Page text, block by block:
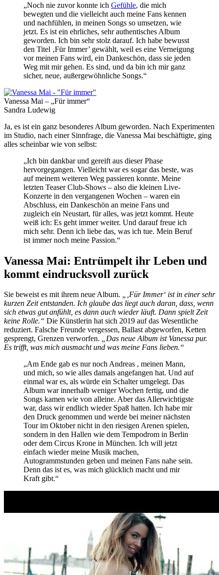
„Noch nie zuvor konnte ich Gefühle, die mich
bewegten und die vielleicht auch meine Fans kennen
und nachfühlen, in meinen Songs so umsetzen, wie
jetzt. Es ist ein ehrliches, sehr authentisches Album
geworden. Ich bin sehr stolz darauf. Ich habe bewusst
den Titel ‚Für Immer’ gewählt, weil es eine Verneigung
vor meinen Fans wird, ein Dankeschön, dass sie jeden
Weg mit mir gehen. Es sind, und da bin ich mir ganz
sicher, neue, außergewöhnliche Songs.“
Vanessa Mai – „Für immer“
Sandra Ludewig
Ja, es ist ein ganz besonderes Album geworden. Nach Experimenten
im Studio, nach einer Sinnfrage, die Vanessa Mai beschäftigte, ging
alles scheinbar wie von selbst:
„Ich bin dankbar und gereift aus dieser Phase
hervorgegangen. Vielleicht war es sogar das beste, was
auf meinem weiteren Weg passieren konnte. Meine
letzten Teaser Club-Shows – also die kleinen Live-
Konzerte in den vergangenen Wochen – waren ein
Abschluss, ein Dankeschön an meine Fans und
zugleich ein Neustart, für alles, was jetzt kommt. Heute
weiß ich: Es geht immer weiter. Und darauf freue ich
mich sehr. Denn ich liebe das, was ich tue. Mein Beruf
ist immer noch meine Passion.“
Vanessa Mai: Entrümpelt ihr Leben und
kommt eindrucksvoll zurück
Sie beweist es mit ihrem neue Album. „‚Für Immer‘ ist in einer sehr
kurzen Zeit entstanden. Ich glaube das liegt auch daran, dass, wenn
sich etwas gut anfühlt, es dann auch wieder läuft. Dann spielt Zeit
keine Rolle.“ Die Künstlerin hat sich 2019 auf das Wesentliche
reduziert. Falsche Freunde vergessen, Ballast abgeworfen, Ketten
gesprengt, Grenzen verworfen. „Das neue Album ist Vanessa pur.
Es trifft, was mich ausmacht und was meine Fans lieben.“
„Am Ende gab es nur noch Andreas , meinen Mann,
und mich, so wie alles damals angefangen hat. Und auf
einmal war es, als würde ein Schalter umgelegt. Das
Album war innerhalb weniger Wochen fertig, und die
Songs kamen wie von alleine. Aber das Allerwichtigste
war, dass wir endlich wieder Spaß hatten. Ich habe mir
den Druck genommen und werde bei meiner nächsten
Tour im Oktober nicht in den riesigen Arenen spielen,
sondern in den Hallen wie dem Tempodrom in Berlin
oder dem Circus Krone in München. Ich will jetzt
einfach wieder meine Musik machen,
Autogrammstunden geben und meinen Fans nahe sein.
Denn das ist es, was mich glücklich macht und mir
Kraft gibt.“